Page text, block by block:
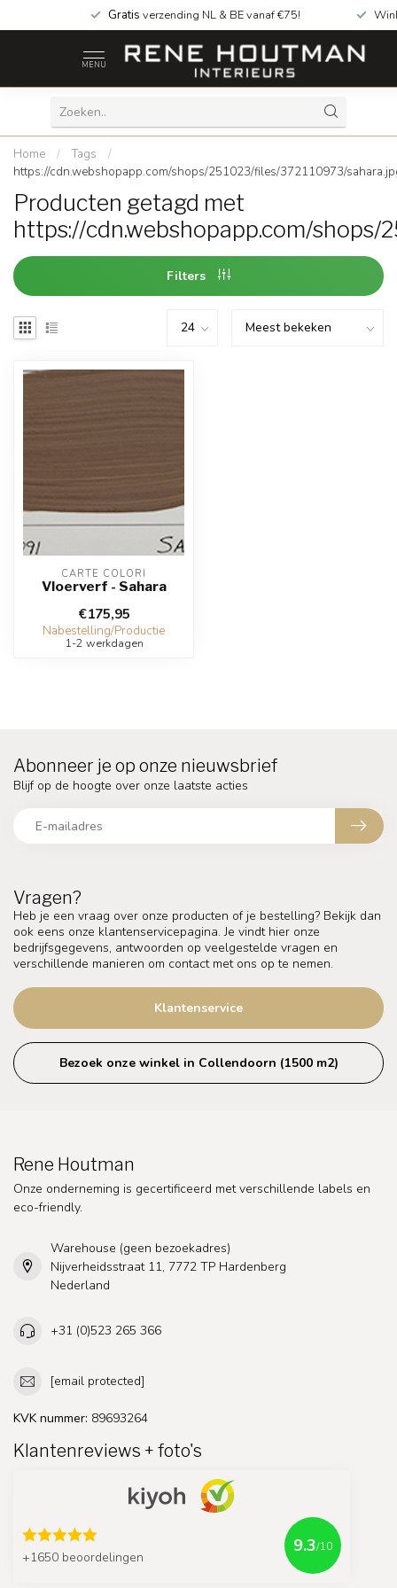
Gratis verzending NL & BE vanaf €75!
MENU
Home / Tags
/
https://cdn.webshopapp.com/shops/251023/files/372110973/
Producten getagd met
https://cdn.webshopapp.com/
Filters
CARTE COLORI
Vloerverf - Sahara
€175,95
Nabestelling/Productie
1-2 werkdagen
Vragen?
Heb je een vraag over onze producten of je bestelling? Bekijk dan
ook eens onze klantenservicepagina. Je vindt hier onze
bedrijfsgegevens, antwoorden op veelgestelde vragen en
verschillende manieren om contact met ons op te nemen.
Klantenservice
Bezoek onze winkel in Collendoorn (1500 m2)
Abonneer je op onze nieuwsbrief
Blijf op de hoogte over onze laatste acties
Rene Houtman
Onze onderneming is gecertificeerd met verschillende labels en
eco-friendly.
Warehouse (geen bezoekadres)
Nijverheidsstraat 11, 7772 TP Hardenberg
Nederland
+31 (0)523 265 366
[email protected]
KVK nummer: 89693264
Klantenreviews + foto's
+1650 beoordelingen
9.3/10